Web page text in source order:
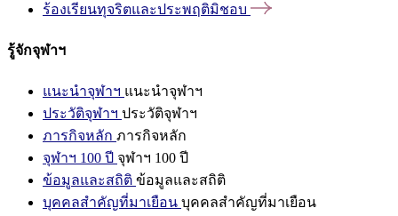
ร้องเรียนทุจริตและประพฤติมิชอบ
รู้จักจุฬาฯ
แนะนำจุฬาฯ แนะนำจุฬาฯ
ประวัติจุฬาฯ ประวัติจุฬาฯ
ภารกิจหลัก ภารกิจหลัก
จุฬาฯ 100 ปี จุฬาฯ 100 ปี
ข้อมูลและสถิติ ข้อมูลและสถิติ
บุคคลสำคัญที่มาเยือน บุคคลสำคัญที่มาเยือน